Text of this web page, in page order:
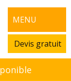
MENU
Devis gratuit